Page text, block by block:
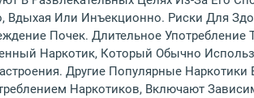
Или Инъекционно. Риски Для
Почек. Длительное Употребление
Наркотик, Который Обычно
Другие Популярные
Наркотиков, Включают